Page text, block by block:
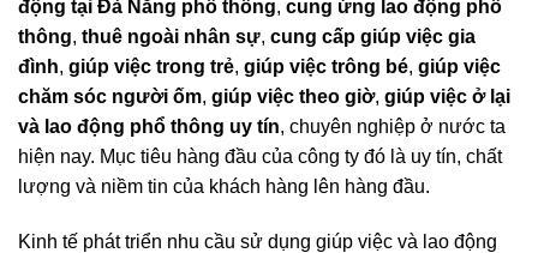
động tại Đà Nẵng phổ thông, cung ứng lao động phổ
thông, thuê ngoài nhân sự, cung cấp giúp việc gia
đình, giúp việc trong trẻ, giúp việc trông bé, giúp việc
chăm sóc người ốm, giúp việc theo giờ, giúp việc ở lại
và lao động phổ thông uy tín, chuyên nghiệp ở nước ta
hiện nay. Mục tiêu hàng đầu của công ty đó là uy tín, chất
lượng và niềm tin của khách hàng lên hàng đầu.
Kinh tế phát triển nhu cầu sử dụng giúp việc và lao động